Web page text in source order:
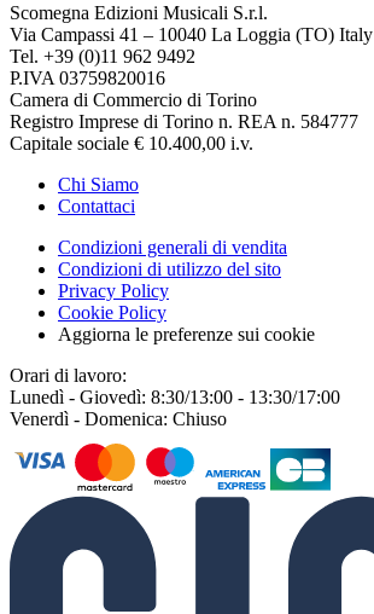
Scomegna Edizioni Musicali S.r.l.
Via Campassi 41 – 10040 La Loggia (TO) Italy
Tel. +39 (0)11 962 9492
P.IVA 03759820016
Camera di Commercio di Torino
Registro Imprese di Torino n. REA n. 584777
Capitale sociale € 10.400,00 i.v.
Chi Siamo
Contattaci
Condizioni generali di vendita
Condizioni di utilizzo del sito
Privacy Policy
Cookie Policy
Aggiorna le preferenze sui cookie
Orari di lavoro:
Lunedì - Giovedì: 8:30/13:00 - 13:30/17:00
Venerdì - Domenica: Chiuso